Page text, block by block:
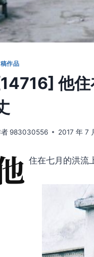
作品
他
983030556 2017 年 7
住在七月的洪流